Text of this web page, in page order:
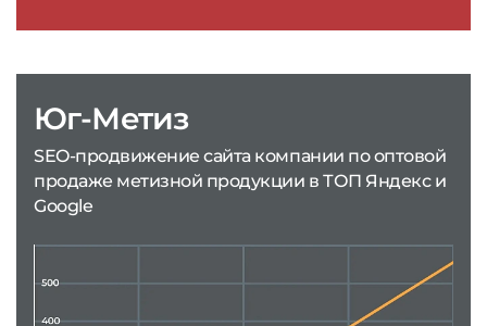
Юг-Метиз
SEO-продвижение сайта компании по оптовой
продаже метизной продукции в ТОП Яндекс и
Google